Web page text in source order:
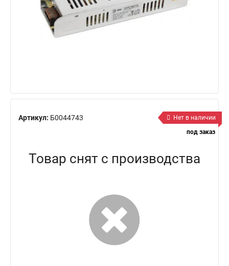
Артикул: Б0044743
Нет в наличии
под заказ
Товар снят с производства